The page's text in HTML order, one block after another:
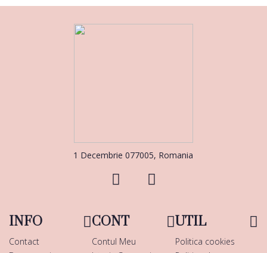
1 Decembrie 077005, Romania
INFO
Contact
CONT
Contul Meu
UTIL
Politica cookies